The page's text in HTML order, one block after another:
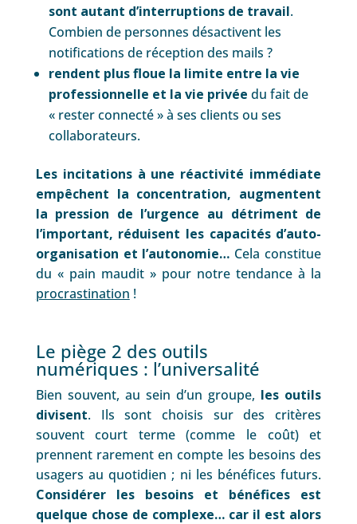
sont autant d’interruptions de travail.
Combien de personnes désactivent les
notifications de réception des mails ?
rendent plus floue la limite entre la vie
professionnelle et la vie privée du fait de
« rester connecté » à ses clients ou ses
collaborateurs.
Les incitations à une réactivité immédiate
empêchent la concentration, augmentent
la pression de l’urgence au détriment de
l’important, réduisent les capacités d’auto-
organisation et l’autonomie… Cela constitue
du « pain maudit » pour notre tendance à la
procrastination !
Le piège 2 des outils
numériques : l’universalité
Bien souvent, au sein d’un groupe, les outils
divisent. Ils sont choisis sur des critères
souvent court terme (comme le coût) et
prennent rarement en compte les besoins des
usagers au quotidien ; ni les bénéfices futurs.
Considérer les besoins et bénéfices est
quelque chose de complexe… car il est alors